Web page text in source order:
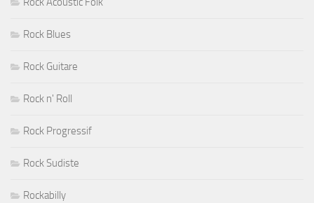
Rock Blues
Rock Guitare
Rock n' Roll
Rock Progressif
Rock Sudiste
Rockabilly